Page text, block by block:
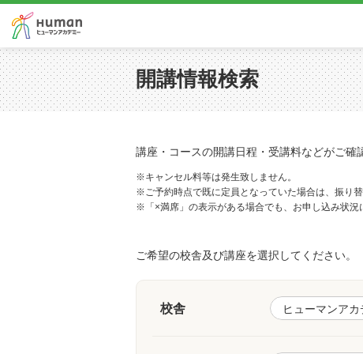
開講情報検索
講座・コースの開講日程・受講料などがご確
※キャンセル料等は発生致しません。
※ご予約時点で既に定員となっていた場合は、振り
※「×満席」の表示がある場合でも、お申し込み状
ご希望の校舎及び講座を選択してください。
校舎